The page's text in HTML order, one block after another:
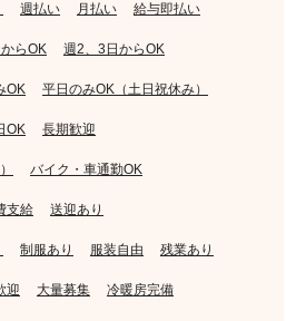
週払い 月払い 給与即払い
らOK 週2、3日からOK
OK 平日のみOK（土日祝休み）
OK 長期歓迎
バイク・車通勤OK
支給 送迎あり
制服あり 服装自由 残業あり
迎 大量募集 冷暖房完備